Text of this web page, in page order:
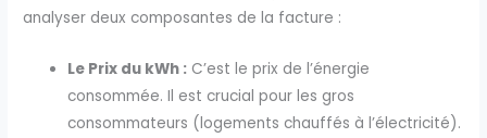
analyser deux composantes de la facture :
Le Prix du kWh : C’est le prix de l’énergie
consommée. Il est crucial pour les gros
consommateurs (logements chauffés à l’électricité).